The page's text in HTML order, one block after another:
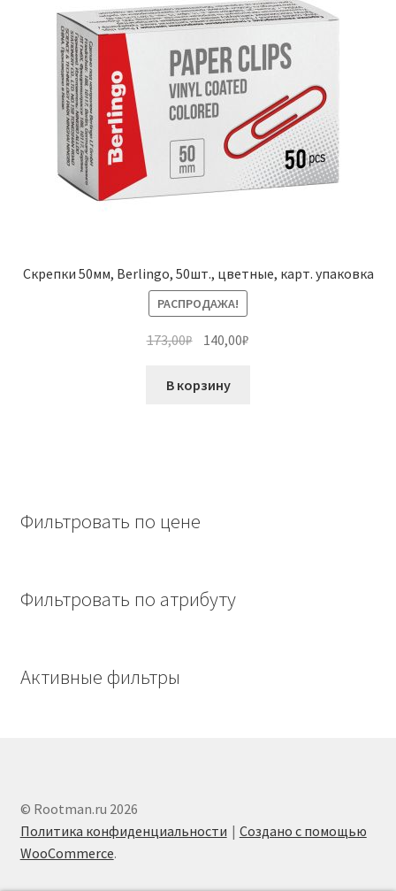
Скрепки 50мм, Berlingo, 50шт., цветные, карт. упаковка
РАСПРОДАЖА!
173,00₽ Первоначальная
составляла
140,00₽
В корзину
Фильтровать по цене
Фильтровать по атрибуту
Активные фильтры
© Rootman.ru 2026
Политика конфиденциальности
Создано с помощью
WooCommerce.